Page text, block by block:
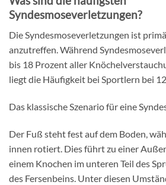
Syndesmoseverletzungen?
Die Syndesmoseverletzungen ist
anzutreffen. Während
bis 18 Prozent aller
liegt die Häufigkeit bei Sportlern bei
Das klassische Szenario für eine
Der Fuß steht fest auf dem Boden,
innen rotiert. Dies führt zu einer
einem Knochen im unteren Teil des
des Fersenbeins. Unter diesen